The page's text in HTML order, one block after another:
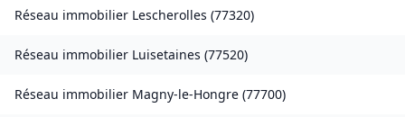
Réseau immobilier Lescherolles (77320)
Réseau immobilier Luisetaines (77520)
Réseau immobilier Magny-le-Hongre (77700)